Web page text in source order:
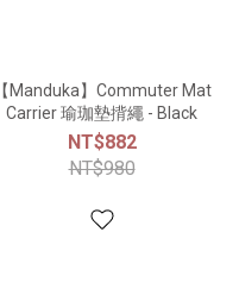
【Manduka】Commuter Mat
Carrier 瑜珈墊揹繩 - Black
NT$882
NT$980